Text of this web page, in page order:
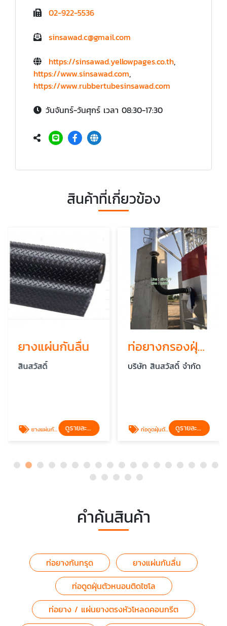
02-922-5536
sinsawad.c@gmail.com
https://sinsawad.yellowpages.co.th,
https://www.sinsawad.com,
https://www.rubbertubesinsawad.com
วันจันทร์-วันศุกร์ เวลา 08:30-17:30
สินค้าที่เกี่ยวข้อง
ยางแผ่นกันลื่น
สินสวัสดิ์
ยางแผ่นกันลื่น ดูรายละเอียด
ท่อยางกรองฝุ่น (ตัวหนอน) สำหรับไซโล
บริษัท สินสวัสดิ์ จำกัด
ท่อดูดฝุ่นตัวหนอนติดไซโล ดูรายละเอียด
คำค้นสินค้า
ท่อยางกันทรุด
ยางแผ่นกันลื่น
ท่อดูดฝุ่นตัวหนอนติดไซโล
ท่อยาง / แผ่นยางตรงหัวโหลดคอนกรีต